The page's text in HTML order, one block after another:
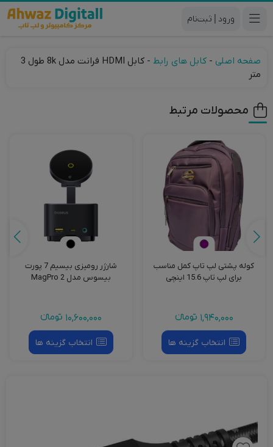
|
صفحه اصلی - کابل های رابط -
کابل HDMI فرانت مدل 8k طول 3
متر
محصولات مرتبط
کوله پشتی لپ تاپ کمل مناسب
برای لپ تاپ 15.6 اینچی
1,940,000 تومانءء
انتخاب گزینه ها
شارژر رومیزی بیسیم 7 پورت
بیسوس مدل MagPro 2
10,600,000 تومانءء
انتخاب گزینه ها